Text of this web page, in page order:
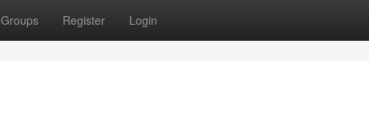
Groups Register Login